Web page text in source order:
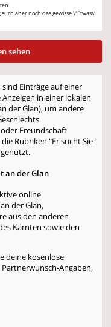
aber noch das gewisse \"Etwas\"
sehen
Einträge auf einer
in einer lokalen
der Glan), um andere
Freundschaft
Rubriken "Er sucht Sie"
an der Glan
online
der Glan,
aus den anderen
Kärnten sowie den
deine kosenlose
Angaben,